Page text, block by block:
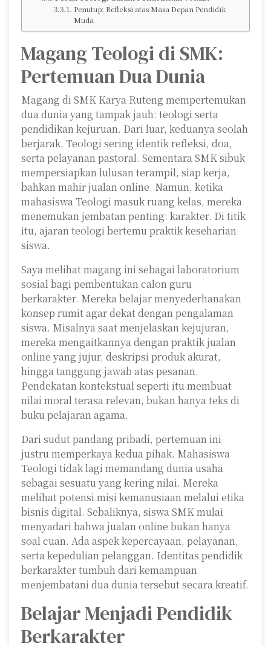
Penutup: Refleksi atas Masa Depan Pendidik
Muda
Magang Teologi di SMK:
Pertemuan Dua Dunia
Magang di SMK Karya Ruteng mempertemukan
dua dunia yang tampak jauh: teologi serta
pendidikan kejuruan. Dari luar, keduanya seolah
berjarak. Teologi sering identik refleksi, doa,
serta pelayanan pastoral. Sementara SMK sibuk
mempersiapkan lulusan terampil, siap kerja,
bahkan mahir jualan online. Namun, ketika
mahasiswa Teologi masuk ruang kelas, mereka
menemukan jembatan penting: karakter. Di titik
itu, ajaran teologi bertemu praktik keseharian
siswa.
Saya melihat magang ini sebagai laboratorium
sosial bagi pembentukan calon guru
berkarakter. Mereka belajar menyederhanakan
konsep rumit agar dekat dengan pengalaman
siswa. Misalnya saat menjelaskan kejujuran,
mereka mengaitkannya dengan praktik jualan
online yang jujur, deskripsi produk akurat,
hingga tanggung jawab atas pesanan.
Pendekatan kontekstual seperti itu membuat
nilai moral terasa relevan, bukan hanya teks di
buku pelajaran agama.
Dari sudut pandang pribadi, pertemuan ini
justru memperkaya kedua pihak. Mahasiswa
Teologi tidak lagi memandang dunia usaha
sebagai sesuatu yang kering nilai. Mereka
melihat potensi misi kemanusiaan melalui etika
bisnis digital. Sebaliknya, siswa SMK mulai
menyadari bahwa jualan online bukan hanya
soal cuan. Ada aspek kepercayaan, pelayanan,
serta kepedulian pelanggan. Identitas pendidik
berkarakter tumbuh dari kemampuan
menjembatani dua dunia tersebut secara kreatif.
Belajar Menjadi Pendidik
Berkarakter